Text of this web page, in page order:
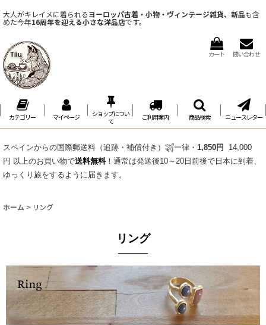
大人がキレイメに着られるヨーロッパ古着・小物・ヴィンテージ雑貨、新品も含
めた今年16周年を迎える小さな洋品店です。
カート 問い合わせ
カテゴリー マイページ
ショップについ
て
ご利用案内 商品検索 ニュースレター
スペインからの国際郵送料（追跡・補償付き） 一律・ 1,850円 14,000
円 以上のお買い物で送料無料！通常は発送後10～20日前後で日本に到着、
ゆっくり旅をするように届きます。
ホーム > リング
リング